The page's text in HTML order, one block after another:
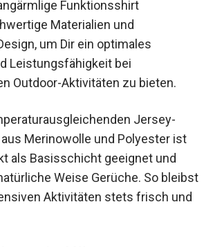
Dieses langärmlige
hochwertige
Design, um Dir ein
und Leistungsfähigkeit bei
Outdoor-Aktivitäten zu bieten.
Jersey-
Merinowolle und Polyester ist
als Basisschicht geeignet und
Weise Gerüche. So
bei intensiven Aktivitäten stets